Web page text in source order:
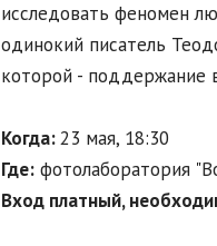
исследовать феномен
одинокий писатель
которой - поддержание
Когда:23 мая, 18:30
Где:фотолаборатория
Вход платный,